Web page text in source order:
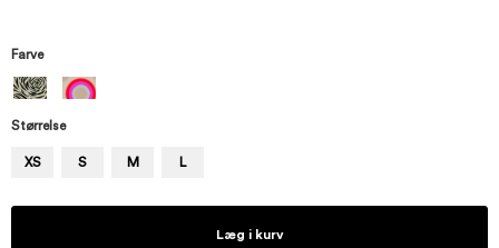
Farve
Størrelse
XS S M L
Læg i kurv